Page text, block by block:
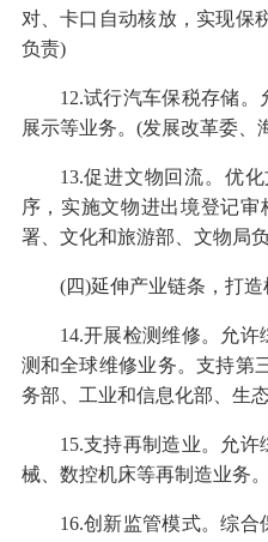
对、卡口自动核放，实现保
负责)
12.试行汽车保税存储
展示等业务。(发展改革委、
13.促进文物回流。优
序，实施文物进出境登记
署、文化和旅游部、文物局
(四)延伸产业链条，打造
14.开展检测维修。允
测和全球维修业务。支持第
务部、工业和信息化部、生
15.支持再制造业。允
械、数控机床等再制造业务
16.创新监管模式。综